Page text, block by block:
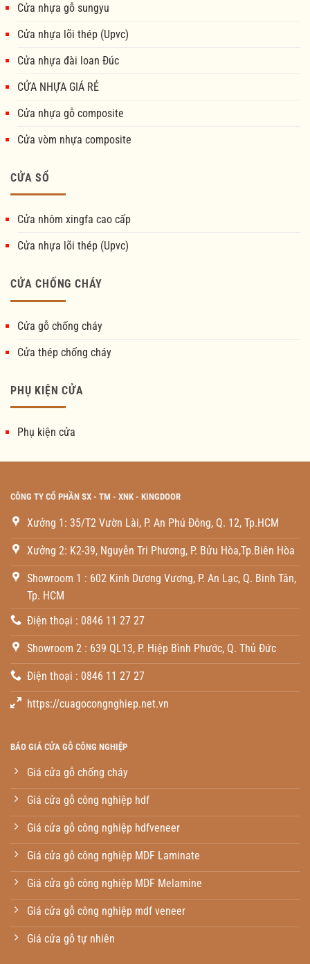
Cửa nhựa gỗ sungyu
Cửa nhựa lõi thép (Upvc)
Cửa nhựa đài loan Đúc
CỬA NHỰA GIÁ RẺ
Cửa nhựa gỗ composite
Cửa vòm nhựa composite
CỬA SỔ
Cửa nhôm xingfa cao cấp
Cửa nhựa lõi thép (Upvc)
CỬA CHỐNG CHÁY
Cửa gỗ chống cháy
Cửa thép chống cháy
PHỤ KIỆN CỬA
Phụ kiện cửa
CÔNG TY CỔ PHẦN SX - TM - XNK - KINGDOOR
Xưởng 1: 35/T2 Vườn Lài, P. An Phú Đông, Q. 12, Tp.HCM
Xưởng 2: K2-39, Nguyễn Tri Phương, P. Bửu Hòa,Tp.Biên Hòa
Showroom 1 : 602 Kinh Dương Vương, P. An Lạc, Q. Binh Tân,
Tp. HCM
Điện thoại : 0846 11 27 27
Showroom 2 : 639 QL13, P. Hiệp Bình Phước, Q. Thủ Đức
Điện thoại : 0846 11 27 27
https://cuagocongnghiep.net.vn
BÁO GIÁ CỬA GỖ CÔNG NGHIỆP
Giá cửa gỗ chống cháy
Giá cửa gỗ công nghiệp hdf
Giá cửa gỗ công nghiệp hdfveneer
Giá cửa gỗ công nghiệp MDF Laminate
Giá cửa gỗ công nghiệp MDF Melamine
Giá cửa gỗ công nghiệp mdf veneer
Giá cửa gỗ tự nhiên